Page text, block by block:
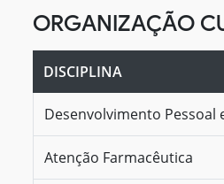
ORGANIZAÇÃO
DISCIPLINA
Desenvolvimento Pessoal
Atenção Farmacêutica